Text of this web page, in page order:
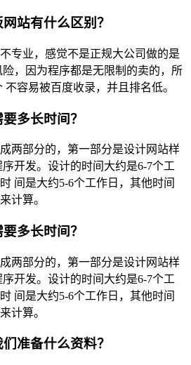
站有什么区别？
专业，感觉不是正规大公司做的是
，因为程序都是无限制的卖的，所
不容易被百度收录，并且排名低。
多长时间？
两部分的，第一部分是设计网站样
开发。设计的时间大约是6-7个工
间是大约5-6个工作日，其他时间
计算。
多长时间？
两部分的，第一部分是设计网站样
开发。设计的时间大约是6-7个工
间是大约5-6个工作日，其他时间
计算。
准备什么资料？